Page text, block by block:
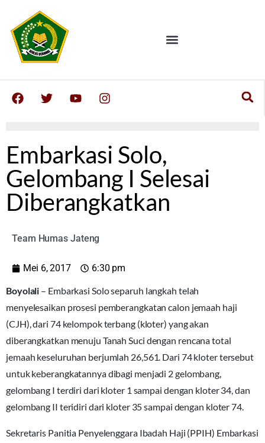
Embarkasi Solo,
Gelombang I Selesai
Diberangkatkan
Team Humas Jateng
Mei 6, 2017
6:30 pm
Boyolali – Embarkasi Solo separuh langkah telah
menyelesaikan prosesi pemberangkatan calon jemaah haji
(CJH), dari 74 kelompok terbang (kloter) yang akan
diberangkatkan menuju Tanah Suci dengan rencana total
jemaah keseluruhan berjumlah 26,561. Dari 74 kloter tersebut
untuk keberangkatannya dibagi menjadi 2 gelombang,
gelombang I terdiri dari kloter 1 sampai dengan kloter 34, dan
gelombang II teridiri dari kloter 35 sampai dengan kloter 74.
Sekretaris Panitia Penyelenggara Ibadah Haji (PPIH) Embarkasi